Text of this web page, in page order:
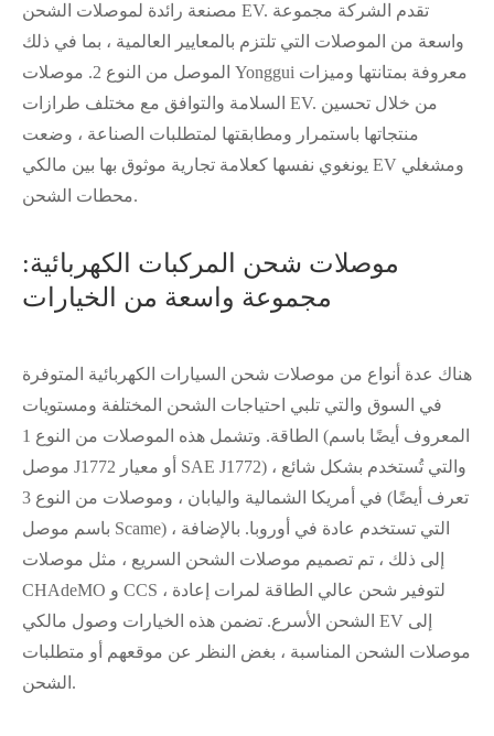
مصنعة رائدة لموصلات الشحن EV. تقدم الشركة مجموعة
واسعة من الموصلات التي تلتزم بالمعايير العالمية ، بما في ذلك
الموصل من النوع 2. موصلات Yonggui معروفة بمتانتها وميزات
السلامة والتوافق مع مختلف طرازات EV. من خلال تحسين
منتجاتها باستمرار ومطابقتها لمتطلبات الصناعة ، وضعت
يونغوي نفسها كعلامة تجارية موثوق بها بين مالكي EV ومشغلي
محطات الشحن.
موصلات شحن المركبات الكهربائية:
مجموعة واسعة من الخيارات
هناك عدة أنواع من موصلات شحن السيارات الكهربائية المتوفرة
في السوق والتي تلبي احتياجات الشحن المختلفة ومستويات
الطاقة. وتشمل هذه الموصلات من النوع 1 (المعروف أيضًا باسم
موصل J1772 أو معيار SAE J1772) ، والتي تُستخدم بشكل شائع
في أمريكا الشمالية واليابان ، وموصلات من النوع 3 (تعرف أيضًا
باسم موصل Scame) ، التي تستخدم عادة في أوروبا. بالإضافة
إلى ذلك ، تم تصميم موصلات الشحن السريع ، مثل موصلات
CHAdeMO و CCS ، لتوفير شحن عالي الطاقة لمرات إعادة
الشحن الأسرع. تضمن هذه الخيارات وصول مالكي EV إلى
موصلات الشحن المناسبة ، بغض النظر عن موقعهم أو متطلبات
الشحن.